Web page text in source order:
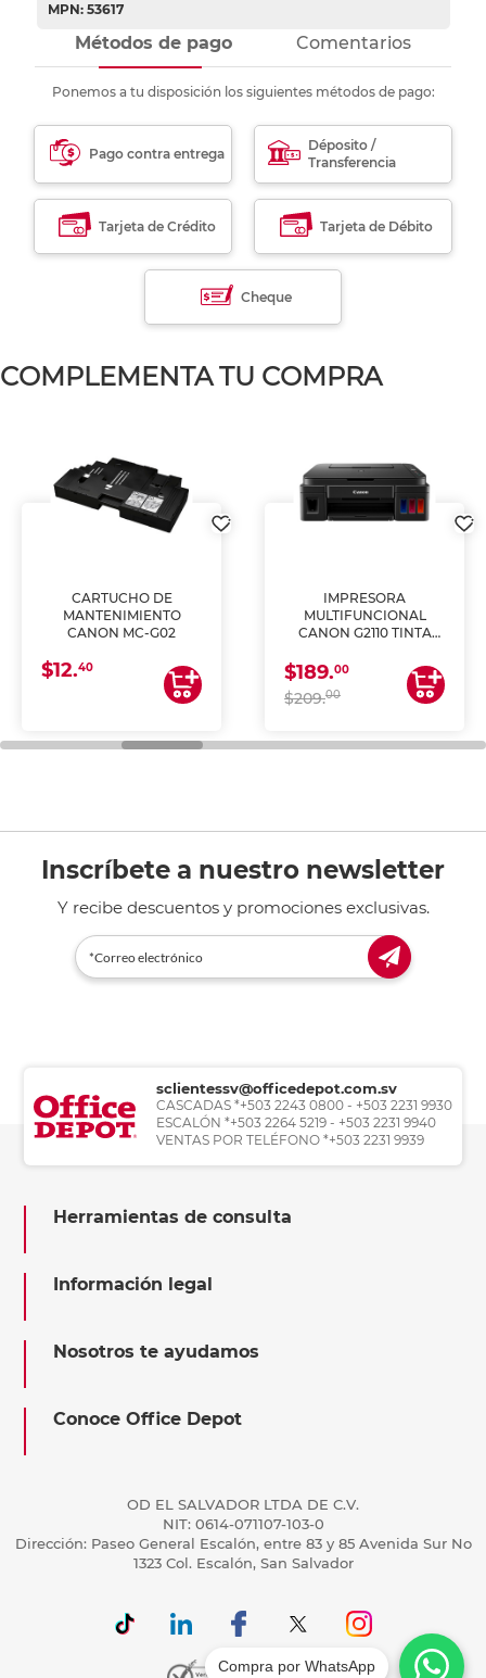
MPN: 53617
Métodos de pago Comentarios
Ponemos a tu disposición los siguientes métodos de pago:
Pago contra entrega
Déposito /
Transferencia
Tarjeta de Crédito Tarjeta de Débito
Cheque
COMPLEMENTA TU COMPRA
CARTUCHO DE
MANTENIMIENTO
CANON MC-G02
$12.40
IMPRESORA
MULTIFUNCIONAL
CANON G2110 TINTA
$189.00
$209.00
Inscríbete a nuestro newsletter
Y recibe descuentos y promociones exclusivas.
sclientessv@officedepot.com.sv
CASCADAS *+503 2243 0800 - +503 2231 9930
ESCALÓN *+503 2264 5219 - +503 2231 9940
VENTAS POR TELÉFONO *+503 2231 9939
Herramientas de consulta
Información legal
Nosotros te ayudamos
Conoce Office Depot
OD EL SALVADOR LTDA DE C.V.
NIT: 0614-071107-103-0
Dirección: Paseo General Escalón, entre 83 y 85 Avenida Sur No
1323 Col. Escalón, San Salvador
Compra por WhatsApp